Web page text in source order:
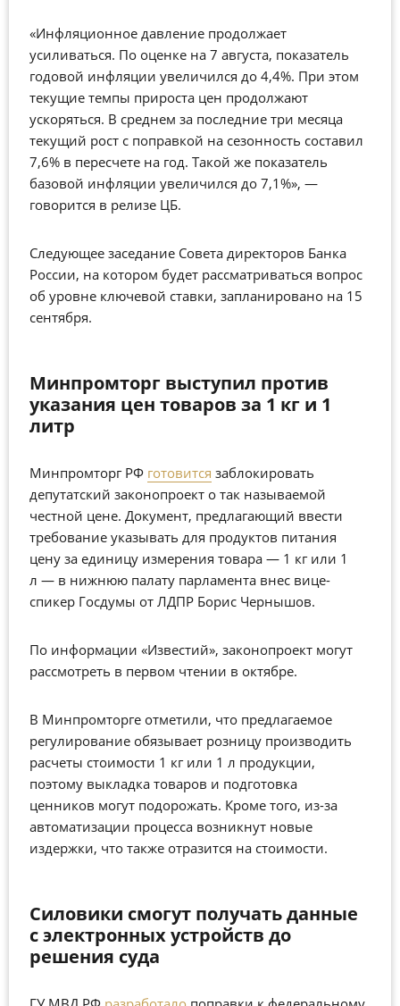
«Инфляционное давление продолжает
усиливаться. По оценке на 7 августа, показатель
годовой инфляции увеличился до 4,4%. При этом
текущие темпы прироста цен продолжают
ускоряться. В среднем за последние три месяца
текущий рост с поправкой на сезонность составил
7,6% в пересчете на год. Такой же показатель
базовой инфляции увеличился до 7,1%», —
говорится в релизе ЦБ.
Следующее заседание Совета директоров Банка
России, на котором будет рассматриваться вопрос
об уровне ключевой ставки, запланировано на 15
сентября.
Минпромторг выступил против
указания цен товаров за 1 кг и 1
литр
Минпромторг РФ готовится заблокировать
депутатский законопроект о так называемой
честной цене. Документ, предлагающий ввести
требование указывать для продуктов питания
цену за единицу измерения товара — 1 кг или 1
л — в нижнюю палату парламента внес вице-
спикер Госдумы от ЛДПР Борис Чернышов.
По информации «Известий», законопроект могут
рассмотреть в первом чтении в октябре.
В Минпромторге отметили, что предлагаемое
регулирование обязывает розницу производить
расчеты стоимости 1 кг или 1 л продукции,
поэтому выкладка товаров и подготовка
ценников могут подорожать. Кроме того, из-за
автоматизации процесса возникнут новые
издержки, что также отразится на стоимости.
Силовики смогут получать данные
с электронных устройств до
решения суда